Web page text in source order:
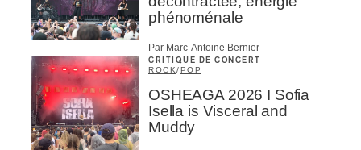
phénoménale
Par Marc-Antoine Bernier
CRITIQUE DE CONCERT
ROCK/POP
OSHEAGA 2026 I Sofia
Isella is Visceral and
Muddy